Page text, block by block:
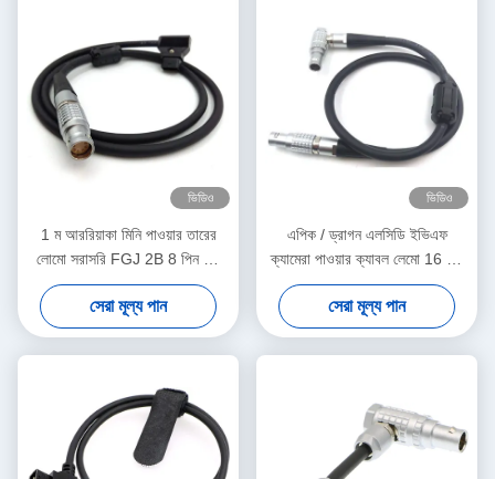
ভিডিও
1 ম আররিয়াকা মিনি পাওয়ার তারের
লোমো সরাসরি FGJ 2B 8 পিন ডি-
ট্যাপ ক্যাবল
সেরা মূল্য পান
ভিডিও
এপিক / ড্রাগন এলসিডি ইভিএফ
ক্যামেরা পাওয়ার ক্যাবল লেমো 16 পিন
স্ট্রেইট রাইট যোগাযোগ প্রকারের জন্য
16 পিন
সেরা মূল্য পান